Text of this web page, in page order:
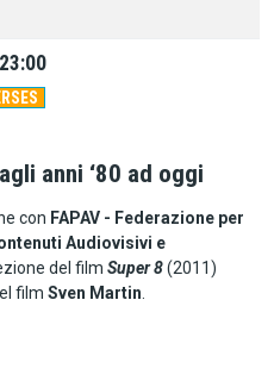
anni ‘80 ad oggi
con FAPAV - Federazione per
Audiovisivi e
del filmSuper 8(2011)
filmSven Martin